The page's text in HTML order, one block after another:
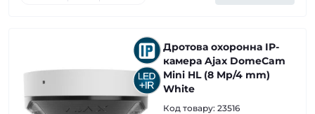
Дротова охоронна IP-
камера Ajax DomeCam
Mini HL (8 Mp/4 mm)
White
Код товару: 23516